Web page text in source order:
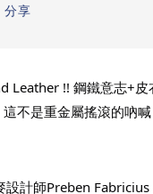
分享
Leather !! 鋼鐵意志+皮
不是重金屬搖滾的吶
設計師Preben